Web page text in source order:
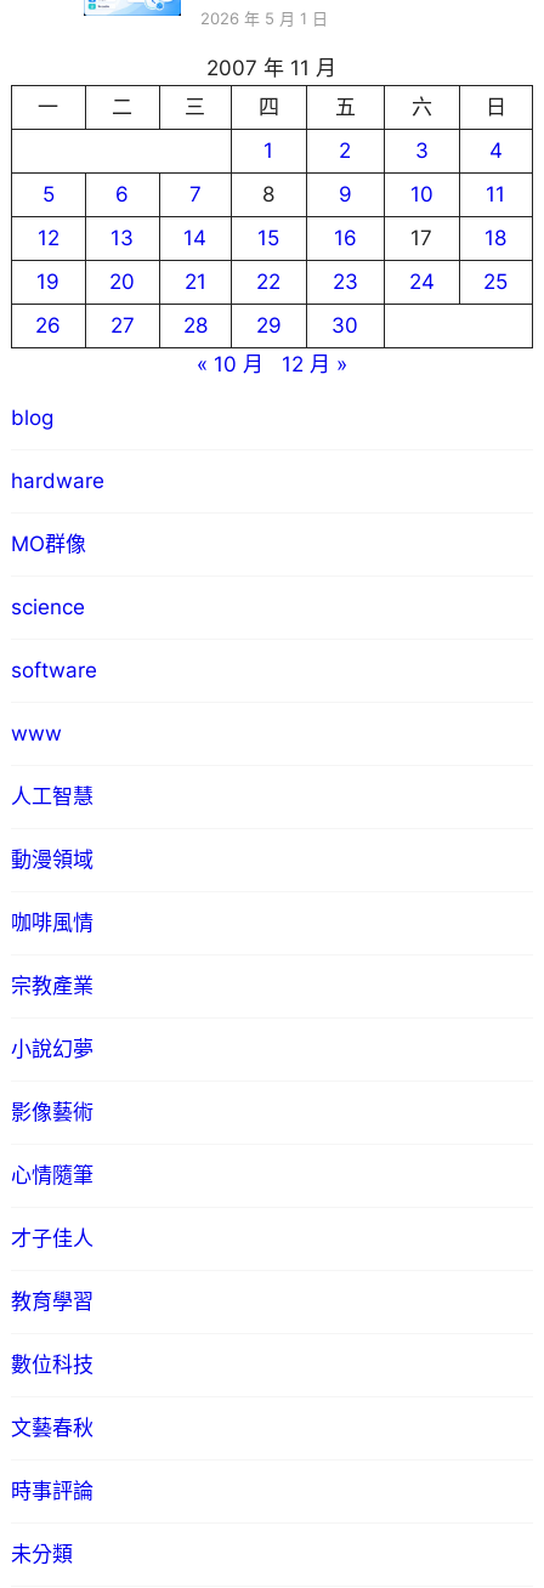
2026 年 5 月 1 日
2007 年 11 月
一
二 三 四 五 六
日
1
2 3
4
5
6 7 8 9 10
11
12
13 14 15 16 17
18
19
20 21 22 23 24
25
26
27 28 29
30
« 10 月
12 月 »
blog
hardware
MO群像
science
software
www
人工智慧
動漫領域
咖啡風情
宗教產業
小說幻夢
影像藝術
心情隨筆
才子佳人
教育學習
數位科技
文藝春秋
時事評論
未分類